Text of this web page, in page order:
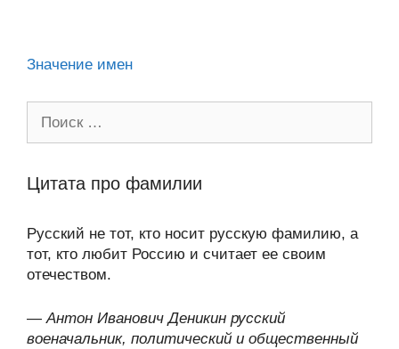
Значение имен
Цитата про фамилии
Русский не тот, кто носит русскую фамилию, а
тот, кто любит Россию и считает ее своим
отечеством.
— Антон Иванович Деникин русский
военачальник, политический и общественный